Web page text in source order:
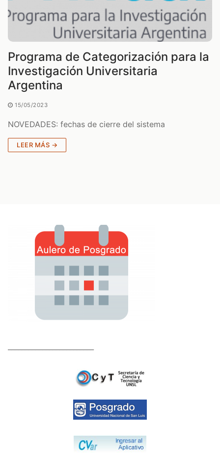
Programa de Categorización para la
Investigación Universitaria
Argentina
15/05/2023
NOVEDADES: fechas de cierre del sistema
LEER MÁS →